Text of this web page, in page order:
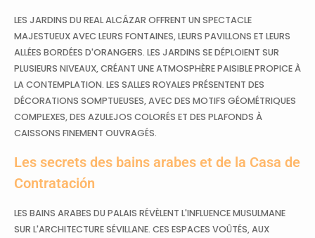
LES JARDINS DU REAL ALCÁZAR OFFRENT UN SPECTACLE
MAJESTUEUX AVEC LEURS FONTAINES, LEURS PAVILLONS ET LEURS
ALLÉES BORDÉES D'ORANGERS. LES JARDINS SE DÉPLOIENT SUR
PLUSIEURS NIVEAUX, CRÉANT UNE ATMOSPHÈRE PAISIBLE PROPICE À
LA CONTEMPLATION. LES SALLES ROYALES PRÉSENTENT DES
DÉCORATIONS SOMPTUEUSES, AVEC DES MOTIFS GÉOMÉTRIQUES
COMPLEXES, DES AZULEJOS COLORÉS ET DES PLAFONDS À
CAISSONS FINEMENT OUVRAGÉS.
Les secrets des bains arabes et de la Casa de
Contratación
LES BAINS ARABES DU PALAIS RÉVÈLENT L'INFLUENCE MUSULMANE
SUR L'ARCHITECTURE SÉVILLANE. CES ESPACES VOÛTÉS, AUX